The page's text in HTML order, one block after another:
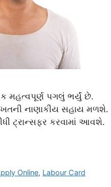
મહત્વપૂર્ણ પગલું ભર્યું છે.
નાણાકીય સહાય મળશે.
ટ્રાન્સફર કરવામાં આવશે.
Online, Labour Card